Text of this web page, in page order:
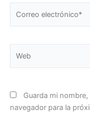
electrónico*
Guarda mi
navegador para la